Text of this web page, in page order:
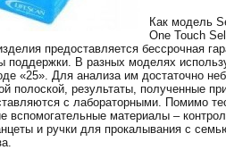
Как модель
One Touch
предоставляется бессрочная
поддержки. В разных моделях
«25». Для анализа им достаточно
полоской, результаты, полученные
с лабораторными. Помимо
вспомогательные материалы –
и ручки для прокалывания с